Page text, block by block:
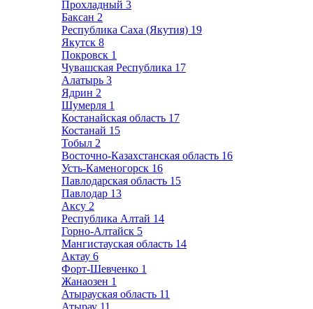
Прохладный 3
Баксан 2
Республика Саха (Якутия) 19
Якутск 8
Покровск 1
Чувашская Республика 17
Алатырь 3
Ядрин 2
Шумерля 1
Костанайская область 17
Костанай 15
Тобыл 2
Восточно-Казахстанская область 16
Усть-Каменогорск 16
Павлодарская область 15
Павлодар 13
Аксу 2
Республика Алтай 14
Горно-Алтайск 5
Мангистауская область 14
Актау 6
Форт-Шевченко 1
Жанаозен 1
Атырауская область 11
Атырау 11